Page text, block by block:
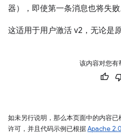
器），即使第一条消息也将失败
这适用于用户激活 v2，无论是
该内容对您有
如未另行说明，那么本页面中的内容已
许可，并且代码示例已根据Apache